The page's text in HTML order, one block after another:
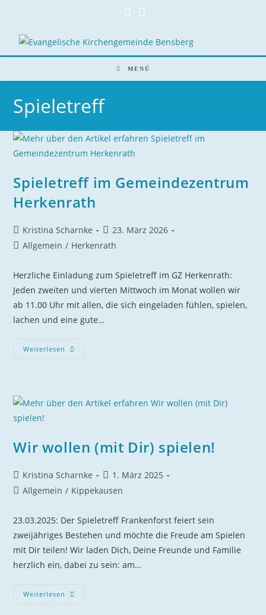
springen
MENÜ
Spieletreff
Spieletreff im Gemeindezentrum
Herkenrath
Beitrags-
Autor:
Kristina Scharnke
Beitrag
veröffentlicht:
23. März 2026
Beitrags-
Allgemein / Herkenrath
Herzliche Einladung zum Spieletreff im GZ Herkenrath:
Jeden zweiten und vierten Mittwoch im Monat wollen wir
ab 11.00 Uhr mit allen, die sich eingeladen fühlen, spielen,
lachen und eine gute…
Weiterlesen Spieletreff
Wir wollen (mit Dir) spielen!
Beitrags-
Autor:
Kristina Scharnke
Beitrag
veröffentlicht:
1. März 2025
Beitrags-
Allgemein / Kippekausen
23.03.2025: Der Spieletreff Frankenforst feiert sein
zweijähriges Bestehen und möchte die Freude am Spielen
mit Dir teilen! Wir laden Dich, Deine Freunde und Familie
herzlich ein, dabei zu sein: am…
Weiterlesen Wir